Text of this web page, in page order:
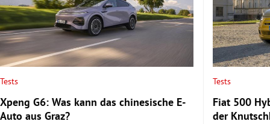
Tests
Xpeng G6: Was kann das chinesische E-
Auto aus Graz?
Tests
Fiat 500
der